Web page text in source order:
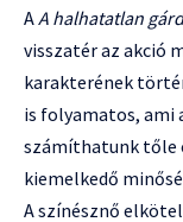
AA halhatatlan
visszatér az akció
karakterének
is folyamatos, ami
számíthatunk tőle
kiemelkedő
A színésznő